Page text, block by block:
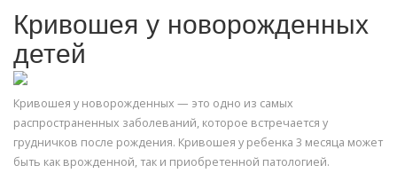
Кривошея у новорожденных
детей
Кривошея у новорожденных — это одно из самых
распространенных заболеваний, которое встречается у
грудничков после рождения. Кривошея у ребенка 3 месяца может
быть как врожденной, так и приобретенной патологией.